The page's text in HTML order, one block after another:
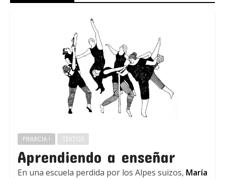
PRIMICIA ! TEXTOS
Aprendiendo a enseñar
En una escuela perdida por los Alpes suizos, María